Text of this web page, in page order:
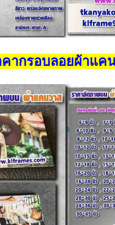
คากรอบลอยผ้าแค